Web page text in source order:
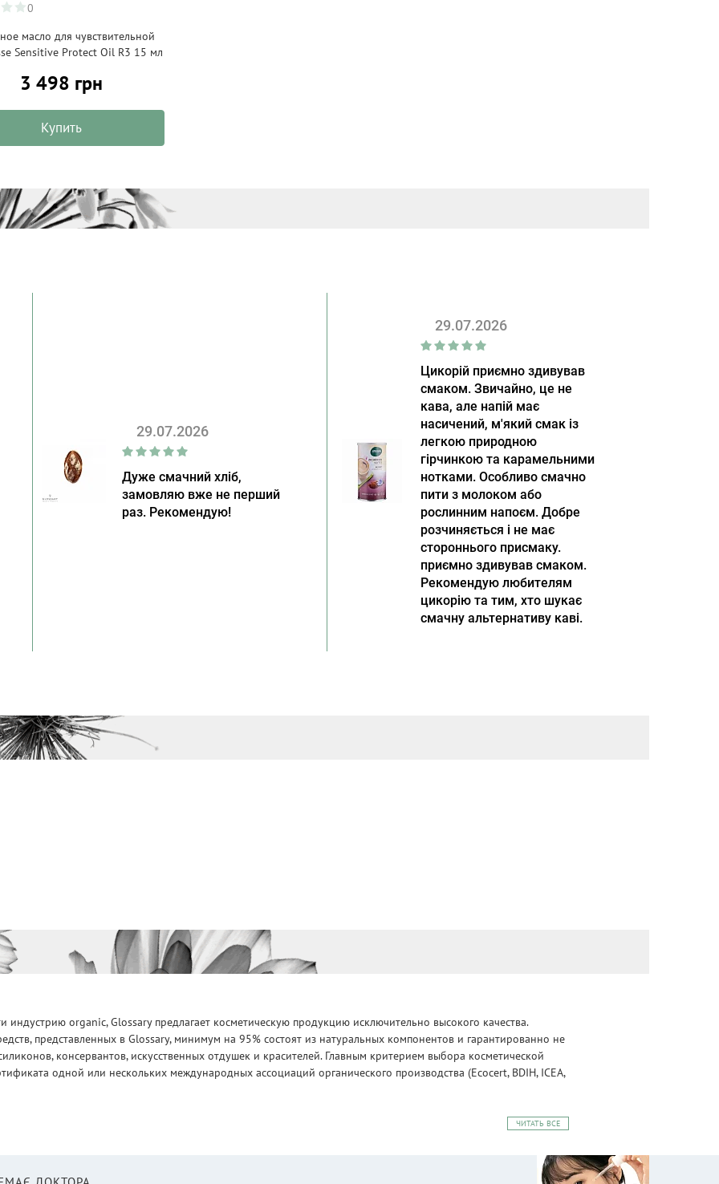
0
масло для чувствительной
Sensitive Protect Oil R3 15 мл
3 498 грн
Купить
29.07.2026
Дуже смачний хліб,
замовляю вже не перший
раз. Рекомендую!
29.07.2026
Цикорій приємно здивував
смаком. Звичайно, це не
кава, але напій має
насичений, м'який смак із
легкою природною
гірчинкою та карамельними
нотками. Особливо смачно
пити з молоком або
рослинним напоєм. Добре
розчиняється і не має
стороннього присмаку.
приємно здивував смаком.
Рекомендую любителям
цикорію та тим, хто шукає
смачну альтернативу каві.
индустрию organic, Glossary предлагает косметическую продукцию исключительно высокого качества.
представленных в Glossary, минимум на 95% состоят из натуральных компонентов и гарантированно не
консервантов, искусственных отдушек и красителей. Главным критерием выбора косметической
одной или нескольких международных ассоциаций органического производства (Ecocert, BDIH, ICEA,
ЧИТАТЬ ВСЕ